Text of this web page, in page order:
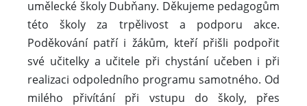
umělecké školy Dubňany. Děkujeme pedagogům
této školy za trpělivost a podporu akce.
Poděkování patří i žákům, kteří přišli podpořit
své učitelky a učitele při chystání učeben i při
realizaci odpoledního programu samotného. Od
milého přivítání při vstupu do školy, přes